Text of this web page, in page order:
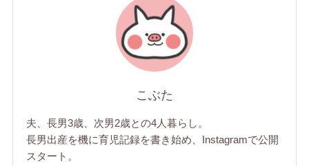
こぶた
夫、長男3歳、次男2歳との4人暮らし。
長男出産を機に育児記録を書き始め、Instagramで公開
スタート。